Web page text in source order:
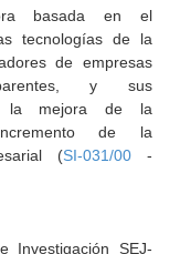
basada en el
tecnologías de la
de empresas
y sus
la mejora de la
de la
(SI-031/00-
Investigación SEJ-